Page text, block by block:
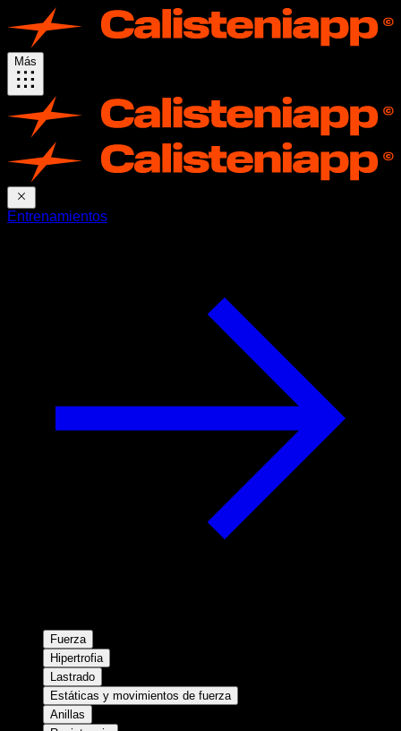
Más
Entrenamientos
Fuerza
Hipertrofia
Lastrado
Estáticas y movimientos de fuerza
Anillas